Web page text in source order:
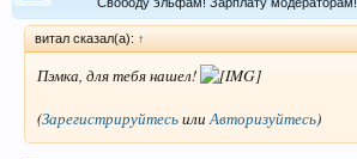
витал сказал(а): ↑
Пэмка, для тебя нашел!
(ЗарегистрируйтесьилиАвторизуйтесь)